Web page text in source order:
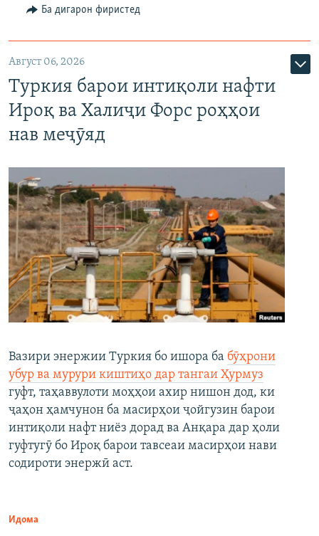
Ба дигарон фиристед
Август 06, 2026
Туркия барои интиқоли нафти
Ироқ ва Халиҷи Форс роҳҳои
нав меҷӯяд
Вазири энержии Туркия бо ишора ба бӯҳрони
убур ва мурури киштиҳо дар тангаи Ҳурмуз
гуфт, таҳаввулоти моҳҳои ахир нишон дод, ки
ҷаҳон ҳамчунон ба масирҳои ҷойгузин барои
интиқоли нафт ниёз дорад ва Анқара дар ҳоли
гуфтугӯ бо Ироқ барои тавсеаи масирҳои нави
содироти энержӣ аст.
Идома